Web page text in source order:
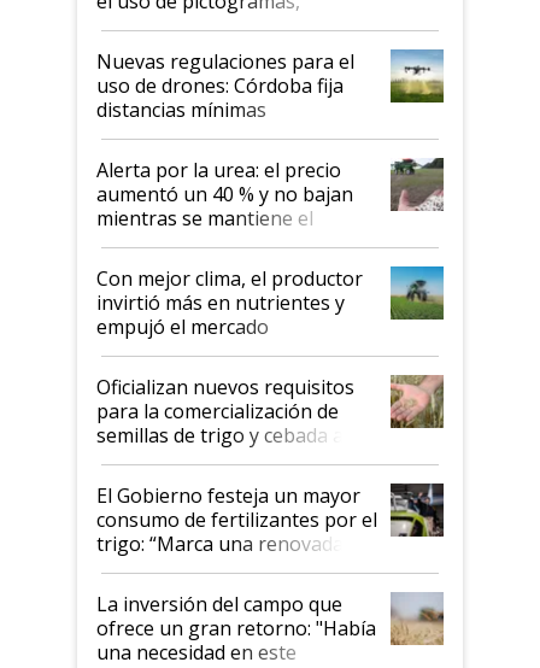
palabras de advertencia e
indicaciones
Nuevas regulaciones para el
uso de drones: Córdoba fija
distancias mínimas
Alerta por la urea: el precio
aumentó un 40 % y no bajan
mientras se mantiene el
conflicto en Medio Oriente
Con mejor clima, el productor
invirtió más en nutrientes y
empujó el mercado
Oficializan nuevos requisitos
para la comercialización de
semillas de trigo y cebada a
granel
El Gobierno festeja un mayor
consumo de fertilizantes por el
trigo: “Marca una renovada
confianza de los productores”
La inversión del campo que
ofrece un gran retorno: "Había
una necesidad en este